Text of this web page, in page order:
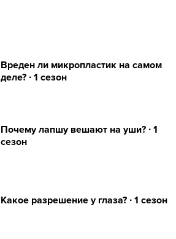
Вреден ли микропластик на самом
деле? ∙ 1 сезон
Почему лапшу вешают на уши? ∙ 1
сезон
Какое разрешение у глаза? ∙ 1 сезон